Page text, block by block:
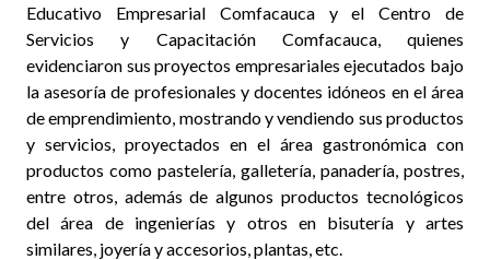
Educativo Empresarial Comfacauca y el Centro de
Servicios y Capacitación Comfacauca, quienes
evidenciaron sus proyectos empresariales ejecutados bajo
la asesoría de profesionales y docentes idóneos en el área
de emprendimiento, mostrando y vendiendo sus productos
y servicios, proyectados en el área gastronómica con
productos como pastelería, galletería, panadería, postres,
entre otros, además de algunos productos tecnológicos
del área de ingenierías y otros en bisutería y artes
similares, joyería y accesorios, plantas, etc.